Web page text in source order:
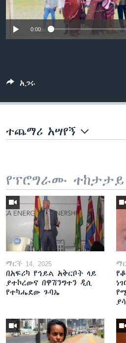
0:00
አጋሩ
ተጨማሪ አሣየኝ
የፕሮግራሙ
ማርች 14, 2025
በአፍሪካ የኅይል አቅርቦት ላይ
ያተኮረውና በዋሽንግተን ዲሲ
የተካሔደው ጉባኤ